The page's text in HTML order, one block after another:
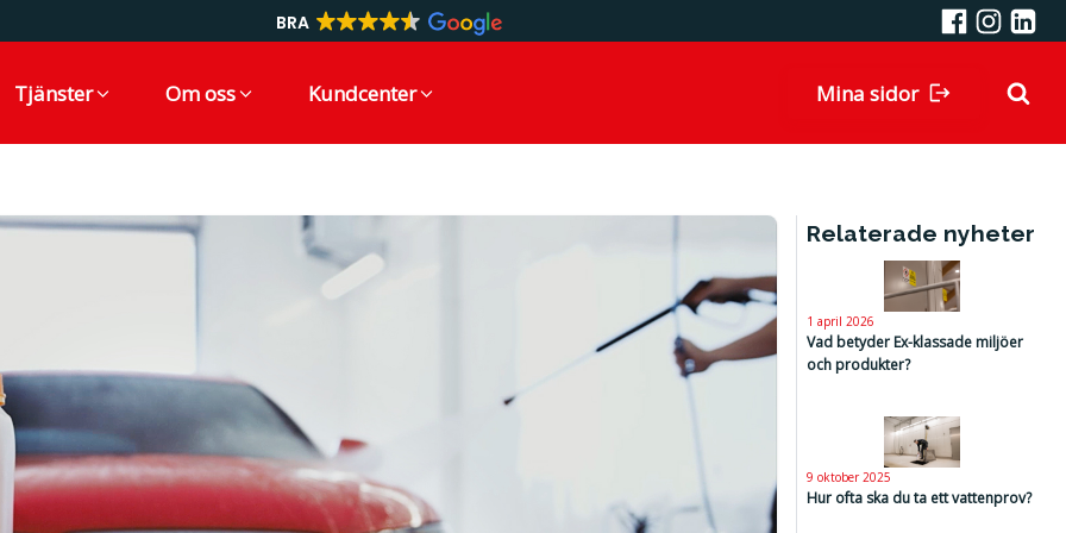
BRA
Tjänster Om oss Kundcenter Mina sidor
Relaterade nyheter
1 april 2026
Vad betyder Ex-klassade miljöer
och produkter?
9 oktober 2025
Hur ofta ska du ta ett vattenprov?